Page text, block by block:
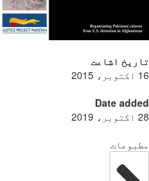
اشاعت
Date